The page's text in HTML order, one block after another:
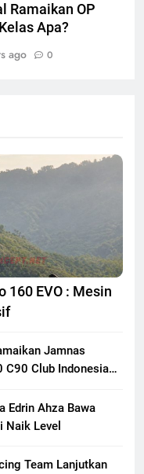
Ramaikan OP
Apa?
ago 0
160 EVO : Mesin
Jamnas
C90 Club Indonesia
Motor Klasik
Edrin Ahza Bawa
Naik Level
Team Lanjutkan